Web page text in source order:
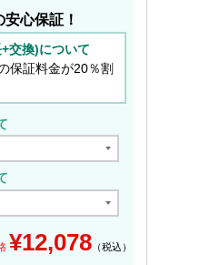
心保証！
交換)について
保証料金が20％割
¥12,078 （税込）